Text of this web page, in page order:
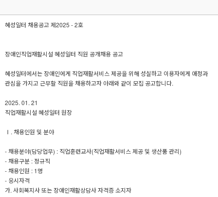
혜성일터 채용공고 제2025 - 2호
장애인직업재활시설 혜성일터 직원 공개채용 공고
혜성일터에서는 장애인에게 직업재활서비스 제공을 위해 성실하고 이용자에게 애정과
관심을 가지고 근무할 직원을 채용하고자 아래와 같이 모집 공고합니다.
2025. 01. 21
직업재활시설 혜성일터 원장
Ⅰ. 채용인원 및 분야
- 채용분야(담당업무) : 직업훈련교사(직업재활서비스 제공 및 생산품 관리)
- 채용구분 : 정규직
- 채용인원 : 1명
- 응시자격
가. 사회복지사 또는 장애인재활상담사 자격증 소지자